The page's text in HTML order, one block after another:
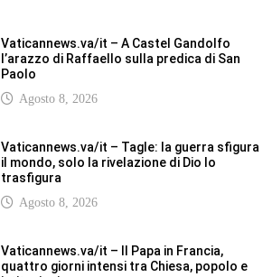
Vaticannews.va/it – A Castel Gandolfo
l’arazzo di Raffaello sulla predica di San
Paolo
Agosto 8, 2026
Vaticannews.va/it – Tagle: la guerra sfigura
il mondo, solo la rivelazione di Dio lo
trasfigura
Agosto 8, 2026
Vaticannews.va/it – Il Papa in Francia,
quattro giorni intensi tra Chiesa, popolo e